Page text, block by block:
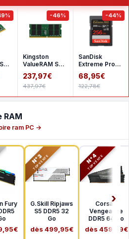
-46%
Kingston
ValueRAM SO-
DIMM 32 Go
DDR4 3200
MHz CL22
237,97€
437,97€
-44%
SanDisk
Extreme Pro
SDHC UHS-I
256 Go
SDSDXXD-
68,95€
122,78€
RAM
ram PC →
Fury
N°3
TOP VENTE
G.Skill Ripjaws
S5 DDR5 32
Go
dès 499,95€
N°4
TOP VENTE
Corsair
Vengeance
DDR5 64 Go
dès 459,99€